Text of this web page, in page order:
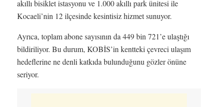
akıllı bisiklet istasyonu ve 1.000 akıllı park ünitesi ile
Kocaeli’nin 12 ilçesinde kesintisiz hizmet sunuyor.
Ayrıca, toplam abone sayısının da 449 bin 721’e ulaştığı
bildiriliyor. Bu durum, KOBİS’in kentteki çevreci ulaşım
hedeflerine ne denli katkıda bulunduğunu gözler önüne
seriyor.